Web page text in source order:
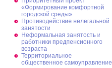
«Формирование комфортной
городской среды»
Противодействие нелегальной
занятости
Неформальная занятость и
работники предпенсионного
возраста
Территориальное
общественное самоуправление